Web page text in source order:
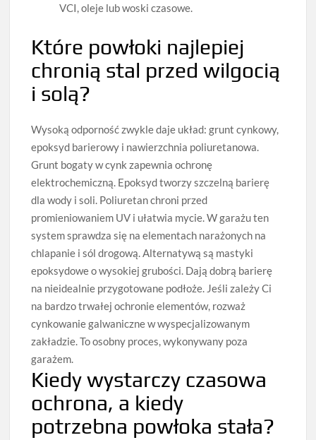
VCI, oleje lub woski czasowe.
Które powłoki najlepiej
chronią stal przed wilgocią
i solą?
Wysoką odporność zwykle daje układ: grunt cynkowy,
epoksyd barierowy i nawierzchnia poliuretanowa.
Grunt bogaty w cynk zapewnia ochronę
elektrochemiczną. Epoksyd tworzy szczelną barierę
dla wody i soli. Poliuretan chroni przed
promieniowaniem UV i ułatwia mycie. W garażu ten
system sprawdza się na elementach narażonych na
chlapanie i sól drogową. Alternatywą są mastyki
epoksydowe o wysokiej grubości. Dają dobrą barierę
na nieidealnie przygotowane podłoże. Jeśli zależy Ci
na bardzo trwałej ochronie elementów, rozważ
cynkowanie galwaniczne w wyspecjalizowanym
zakładzie. To osobny proces, wykonywany poza
garażem.
Kiedy wystarczy czasowa
ochrona, a kiedy
potrzebna powłoka stała?